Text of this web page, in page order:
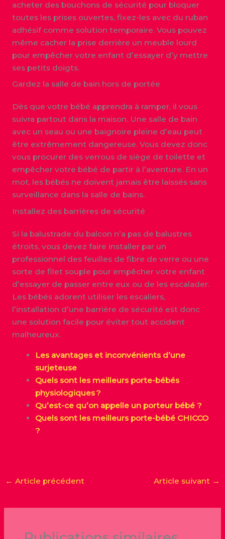
acheter des bouchons de sécurité pour bloquer
toutes les prises ouvertes, fixez-les avec du ruban
adhésif comme solution temporaire. Vous pouvez
même cacher la prise derrière un meuble lourd
pour empêcher votre enfant d’essayer d’y mettre
ses petits doigts.
Gardez la salle de bain hors de portée
Dès que votre bébé apprendra à ramper, il vous
suivra partout dans la maison. Une salle de bain
avec un seau ou une baignoire pleine d’eau peut
être extrêmement dangereuse. Vous devez donc
vous procurer des verrous de siège de toilette et
empêcher votre bébé de partir à l’aventure. En un
mot, les bébés ne doivent jamais être laissés sans
surveillance dans la salle de bains.
Installez des barrières de sécurité
Si la balustrade du balcon n’a pas de balustres
étroits, vous devez faire installer par un
professionnel des feuilles de fibre de verre ou une
sorte de filet souple pour empêcher votre enfant
d’essayer de passer entre eux ou de les escalader.
Les bébés adorent utiliser les escaliers,
l’installation d’une barrière de sécurité est donc
une solution facile pour éviter tout accident
malheureux.
Les avantages et inconvénients d’une
surjeteuse
Quels sont les meilleurs porte-bébés
physiologiques ?
Qu’est-ce qu’on appelle un porteur bébé ?
Quels sont les meilleurs porte-bébé CHICCO
?
← Article précédent Article suivant →